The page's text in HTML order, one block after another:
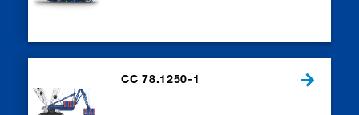
CC 78.1250-1